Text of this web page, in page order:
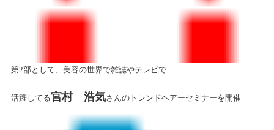
第2部として、美容の世界で雑誌やテレビで
活躍してる宮村 浩気さんのトレンドヘアーセミナーを開催